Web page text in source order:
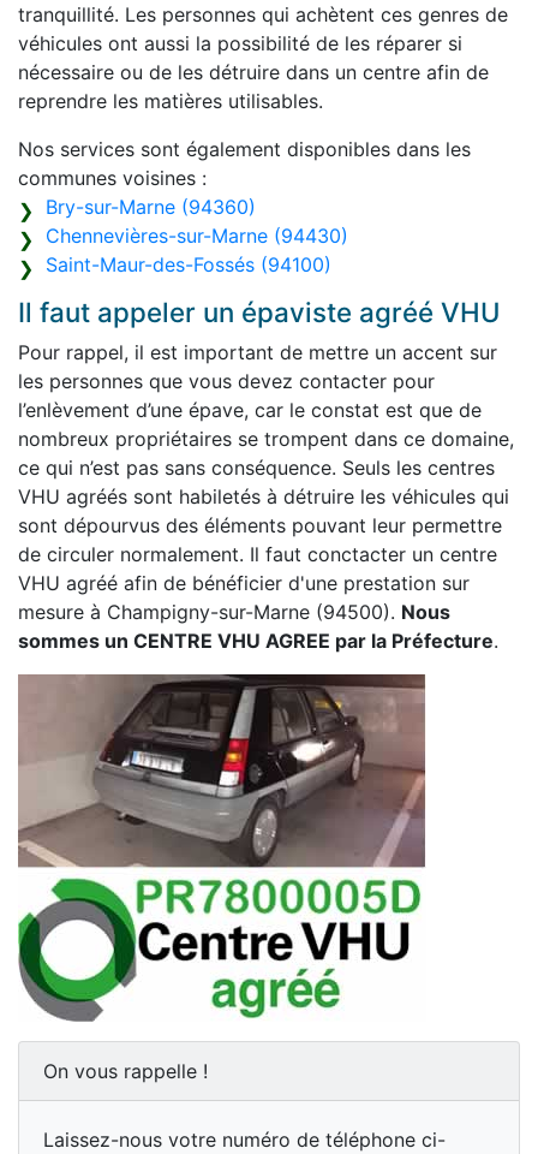
tranquillité. Les personnes qui achètent ces genres de
véhicules ont aussi la possibilité de les réparer si
nécessaire ou de les détruire dans un centre afin de
reprendre les matières utilisables.
Nos services sont également disponibles dans les
communes voisines :
Bry-sur-Marne (94360)
Chennevières-sur-Marne (94430)
Saint-Maur-des-Fossés (94100)
Il faut appeler un épaviste agréé VHU
Pour rappel, il est important de mettre un accent sur
les personnes que vous devez contacter pour
l’enlèvement d’une épave, car le constat est que de
nombreux propriétaires se trompent dans ce domaine,
ce qui n’est pas sans conséquence. Seuls les centres
VHU agréés sont habiletés à détruire les véhicules qui
sont dépourvus des éléments pouvant leur permettre
de circuler normalement. Il faut conctacter un centre
VHU agréé afin de bénéficier d'une prestation sur
mesure à Champigny-sur-Marne (94500). Nous
sommes un CENTRE VHU AGREE par la Préfecture.
On vous rappelle !
Laissez-nous votre numéro de téléphone ci-